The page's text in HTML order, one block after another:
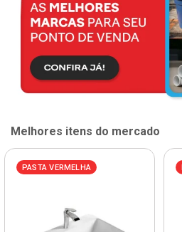
Melhores itens do mercado
PASTA VERMELHA